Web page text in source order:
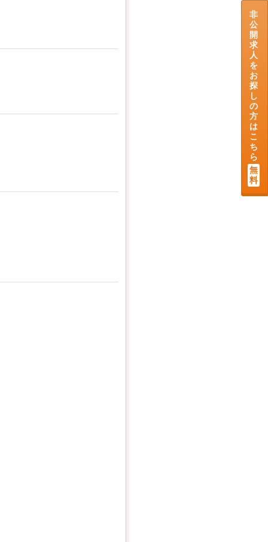
非
公
開
求
人
を
お
探
し
の
方
は
こ
ち
ら
無
料